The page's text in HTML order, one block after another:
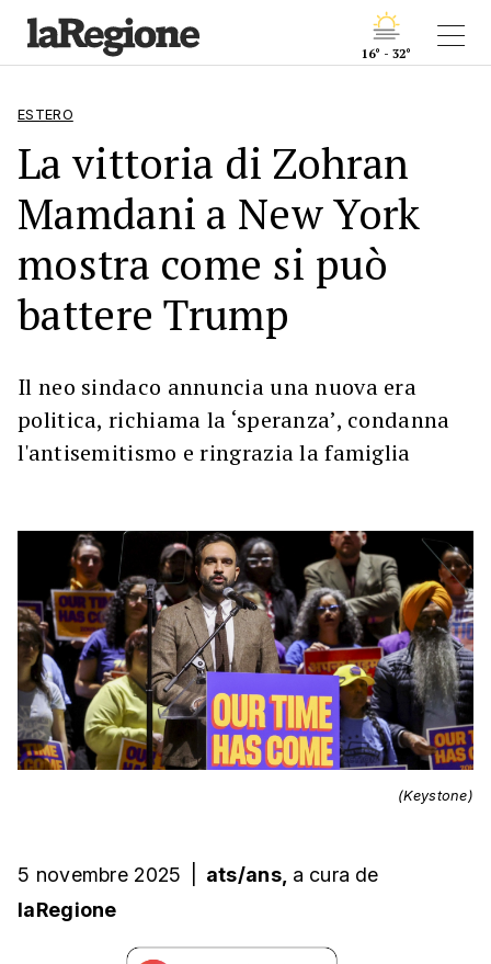
16° - 32°
ESTERO
La vittoria di Zohran
Mamdani a New York
mostra come si può
battere Trump
Il neo sindaco annuncia una nuova era
politica, richiama la ‘speranza’, condanna
l'antisemitismo e ringrazia la famiglia
(Keystone)
5 novembre 2025 ats/ans, a cura de
laRegione